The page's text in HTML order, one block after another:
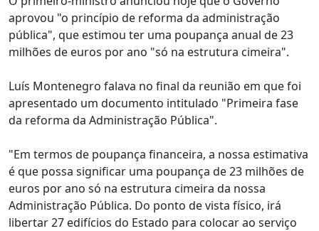
aprovou "o princípio de reforma da administração
pública", que estimou ter uma poupança anual de 23
milhões de euros por ano "só na estrutura cimeira".
Luís Montenegro falava no final da reunião em que foi
apresentado um documento intitulado "Primeira fase
da reforma da Administração Pública".
"Em termos de poupança financeira, a nossa estimativa
é que possa significar uma poupança de 23 milhões de
euros por ano só na estrutura cimeira da nossa
Administração Pública. Do ponto de vista físico, irá
libertar 27 edifícios do Estado para colocar ao serviço